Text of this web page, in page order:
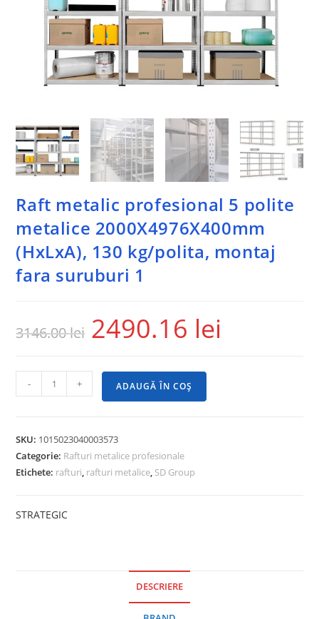
Raft metalic profesional 5 polite
metalice 2000X4976X400mm
(HxLxA), 130 kg/polita, montaj
fara suruburi 1
3146.00lei 2490.16 lei
- + ADAUGĂ ÎN COȘ
SKU: 1015023040003573
Categorie: Rafturi metalice profesionale
Etichete: rafturi, rafturi metalice, SD Group
STRATEGIC
DESCRIERE